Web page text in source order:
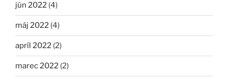
jún 2022 (4)
máj 2022 (4)
apríl 2022 (2)
marec 2022 (2)